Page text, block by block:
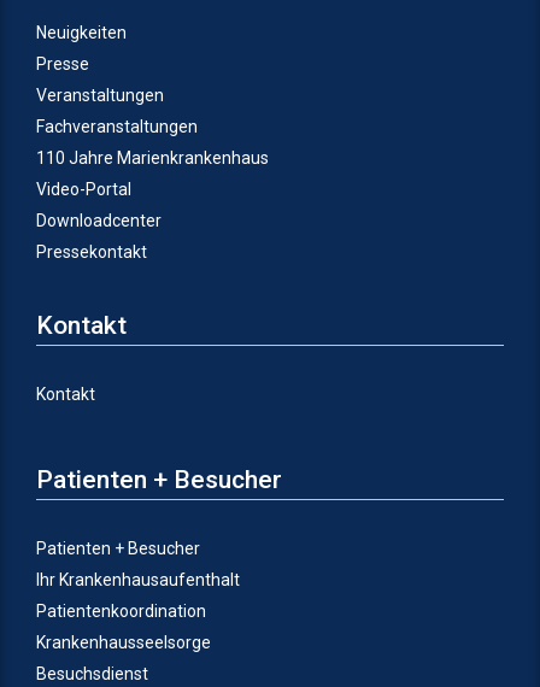
Neuigkeiten
Presse
Veranstaltungen
Fachveranstaltungen
110 Jahre Marienkrankenhaus
Video-Portal
Downloadcenter
Pressekontakt
Kontakt
Kontakt
Patienten + Besucher
Patienten + Besucher
Ihr Krankenhausaufenthalt
Patientenkoordination
Krankenhausseelsorge
Besuchsdienst